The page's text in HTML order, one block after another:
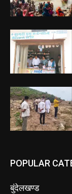
POPULAR
बुंदेलखण्ड